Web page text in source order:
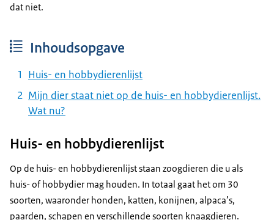
dat niet.
Inhoudsopgave
Huis- en hobbydierenlijst
Mijn dier staat niet op de huis- en hobbydierenlijst.
Wat nu?
Huis- en hobbydierenlijst
Op de huis- en hobbydierenlijst staan zoogdieren die u als
huis- of hobbydier mag houden. In totaal gaat het om 30
soorten, waaronder honden, katten, konijnen, alpaca’s,
paarden, schapen en verschillende soorten knaagdieren.